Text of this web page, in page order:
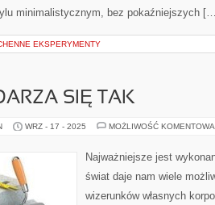
minimalistycznym, bez pokaźniejszych
EKSPERYMENTY
SIĘ TAK
WRZ - 17 - 2025 MOŻLIWOŚĆ
Najważniejsze jest
świat daje nam wiele
wizerunków własnych